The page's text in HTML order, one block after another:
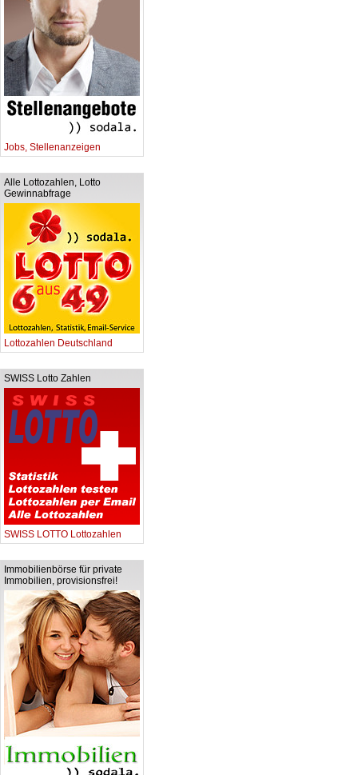
Jobs, Stellenanzeigen
Alle Lottozahlen, Lotto
Gewinnabfrage
Lottozahlen Deutschland
SWISS Lotto Zahlen
SWISS LOTTO Lottozahlen
Immobilienbörse für private
Immobilien, provisionsfrei!